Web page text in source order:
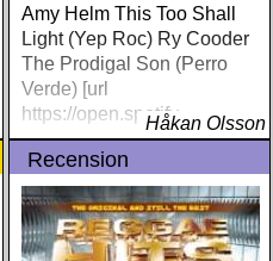
Amy Helm This Too Shall
Light (Yep Roc) Ry Cooder
The Prodigal Son (Perro
Verde) [url
https://open.spotifyHåkan Olsson
Recension